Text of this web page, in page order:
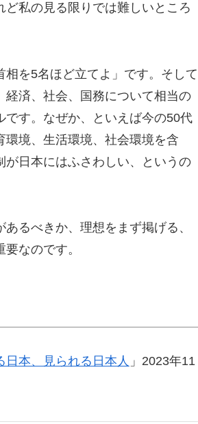
私の見る限りでは難しいところ
を5名ほど立てよ」です。そして
済、社会、国務について相当の
す。なぜか、といえば今の50代
境、生活環境、社会環境を含
日本にはふさわしい、というの
るべきか、理想をまず掲げる、
なのです。
日本、見られる日本人 」2023年11